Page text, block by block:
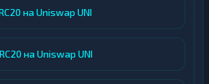
на Uniswap UNI
на Uniswap UNI